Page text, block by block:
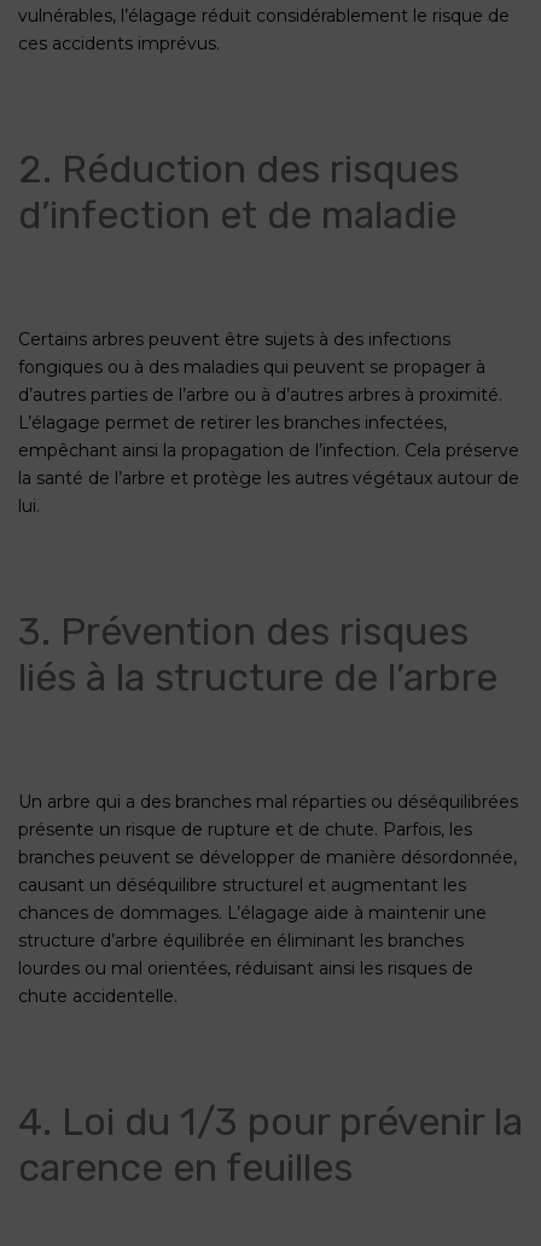
vulnérables, l’élagage réduit considérablement le risque de
ces accidents imprévus.
2. Réduction des risques
d’infection et de maladie
Certains arbres peuvent être sujets à des infections
fongiques ou à des maladies qui peuvent se propager à
d’autres parties de l’arbre ou à d’autres arbres à proximité.
L’élagage permet de retirer les branches infectées,
empêchant ainsi la propagation de l’infection. Cela préserve
la santé de l’arbre et protège les autres végétaux autour de
lui.
3. Prévention des risques
liés à la structure de l’arbre
Un arbre qui a des branches mal réparties ou déséquilibrées
présente un risque de rupture et de chute. Parfois, les
branches peuvent se développer de manière désordonnée,
causant un déséquilibre structurel et augmentant les
chances de dommages. L’élagage aide à maintenir une
structure d’arbre équilibrée en éliminant les branches
lourdes ou mal orientées, réduisant ainsi les risques de
chute accidentelle.
4. Loi du 1/3 pour prévenir la
carence en feuilles